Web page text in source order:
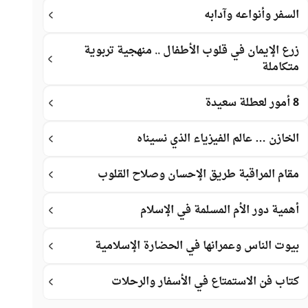
السفر وأنواعه وآدابه
زرع الإيمان في قلوب الأطفال .. منهجية تربوية
متكاملة
8 أمور لعطلة سعيدة
الخازن … عالم الفيزياء الذي نسيناه
مقام المراقبة طريق الإحسان وصلاح القلوب
أهمية دور الأم المسلمة في الإسلام
بيوت الناس وعمرانها في الحضارة الإسلامية
كتاب فن الاستمتاع في الأسفار والرحلات